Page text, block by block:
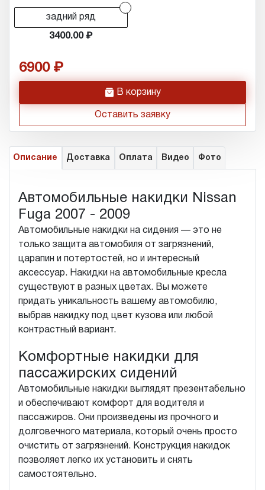
задний ряд
3400.00
6900
h В корзину
Оставить заявку
Описание Доставка Оплата Видео Фото
Автомобильные накидки Nissan
Fuga 2007 - 2009
Автомобильные накидки на сидения — это не
только защита автомобиля от загрязнений,
царапин и потертостей, но и интересный
аксессуар. Накидки на автомобильные кресла
существуют в разных цветах. Вы можете
придать уникальность вашему автомобилю,
выбрав накидку под цвет кузова или любой
контрастный вариант.
Комфортные накидки для
пассажирских сидений
Автомобильные накидки выглядят презентабельно
и обеспечивают комфорт для водителя и
пассажиров. Они произведены из прочного и
долговечного материала, который очень просто
очистить от загрязнений. Конструкция накидок
позволяет легко их установить и снять
самостоятельно.